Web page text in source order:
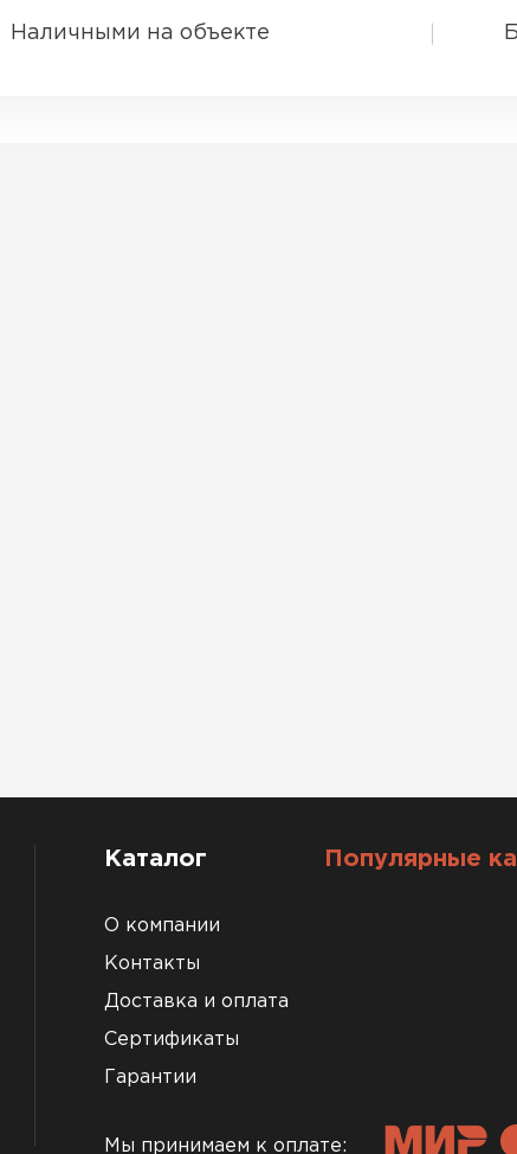
Наличными на объекте
Каталог
О компании
Контакты
Доставка и оплата
Сертификаты
Гарантии
Популярные
Мы принимаем к оплате: